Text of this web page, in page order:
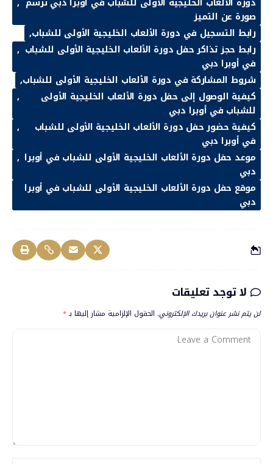
صورة عن التميز
رابط التسجيل في دورة الألعاب الخليجية الأولى للشباب
رابط حجز تذاكر حفل دورة الألعاب الخليجية الأولى للشباب
في أوبرا دبي
شروط المشاركة في دورة الألعاب الخليجية الأولى للشباب
كيفية الوصول إلى حفل دورة الألعاب الخليجية الأولى
للشباب في أوبرا دبي
كيفية حضور حفل دورة الألعاب الخليجية الأولى للشباب
في أوبرا دبي
موعد حفل دورة الألعاب الخليجية الأولى للشباب في أوبرا
دبي
موقع حفل دورة الألعاب الخليجية الأولى للشباب في أوبرا
دبي
لا توجد تعليقات
لن يتم نشر عنوان بريدك الإلكتروني. الحقول الإلزامية مشار إليها بـ*